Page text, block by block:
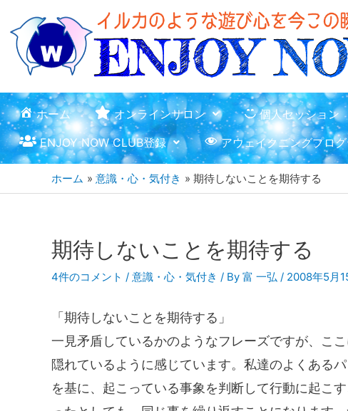
ホーム オンラインサロン 個人セッション
ENJOY NOW CLUB登録
アウェイクニングプロ
ホーム 意識・心・気付き 期待しないことを期待する
期待しないことを期待する
4件のコメント / 意識・心・気付き / By 富 一弘 / 2008年5月
「期待しないことを期待する」
一見矛盾しているかのようなフレーズですが、こ
隠れているように感じています。私達のよくある
を基に、起こっている事象を判断して行動に起こ